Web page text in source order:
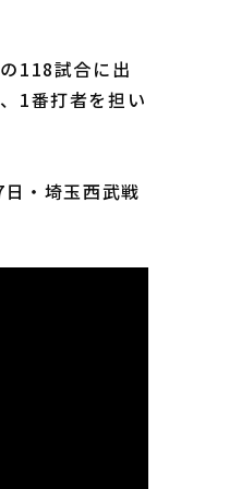
118試合に出
1番打者を担い
・埼玉西武戦